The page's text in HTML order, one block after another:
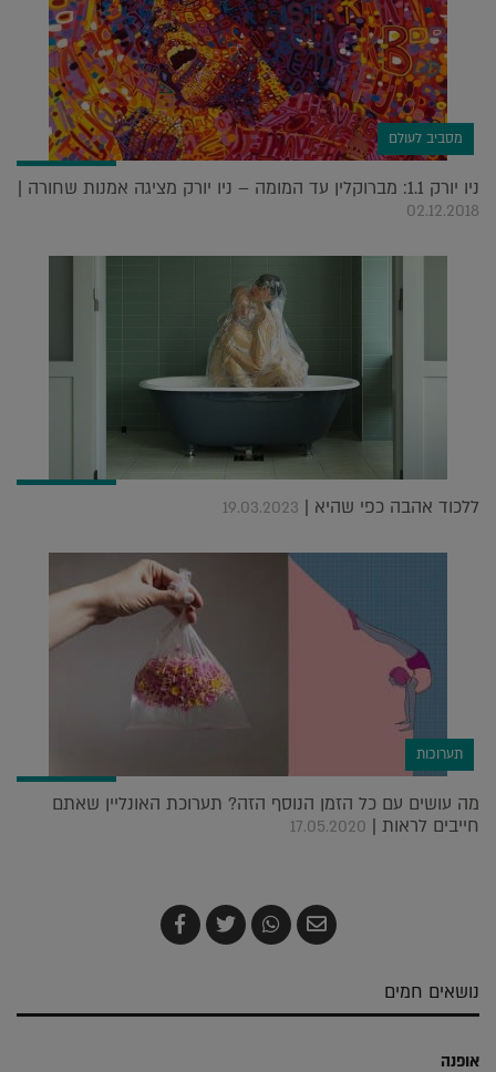
מסביב לעולם
ניו יורק 1.1: מברוקלין עד המומה – ניו יורק מציגה אמנות שחורה |
02.12.2018
ללכוד אהבה כפי שהיא | 19.03.2023
תערוכות
מה עושים עם כל הזמן הנוסף הזה? תערוכת האונליין שאתם
חייבים לראות | 17.05.2020
שלח
בדואר
שתף
ב-
צייץ
ב-
שתף
ב-
נושאים חמים
אופנה